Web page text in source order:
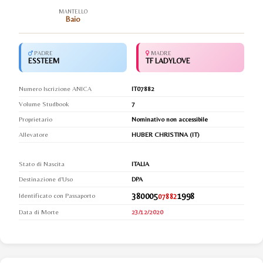
MANTELLO
Baio
PADRE
ESSTEEM
MADRE
TF LADYLOVE
Numero Iscrizione ANICA
IT07882
Volume Studbook
7
Proprietario
Nominativo non accessibile
Allevatore
HUBER CHRISTINA (IT)
Stato di Nascita
ITALIA
Destinazione d'Uso
DPA
Identificato con Passaporto 380005078821998
Data di Morte 23/12/2020